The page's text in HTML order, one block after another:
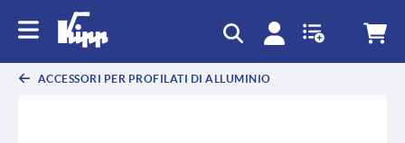
ACCESSORI PER PROFILATI DI ALLUMINIO